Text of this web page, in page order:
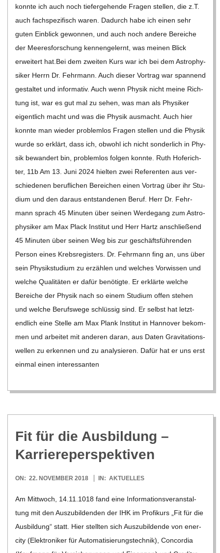
Fit für die Aus­bil­dung –
Karriereperspektiven
2018-
ON: 22. NOVEMBER 2018 IN: AKTUELLES
Am Mitt­woch, 14.11.1018 fand eine Infor­ma­ti­ons­ver­an­stal­
tung mit den Aus­zu­bil­den­den der IHK im Pro­fi­kurs „Fit für die
Aus­bil­dung“ statt. Hier stell­ten sich Aus­zu­bil­dende von ener­
city (Elek­tro­ni­ker für Auto­ma­ti­sie­rungs­tech­nik), Con­cor­dia